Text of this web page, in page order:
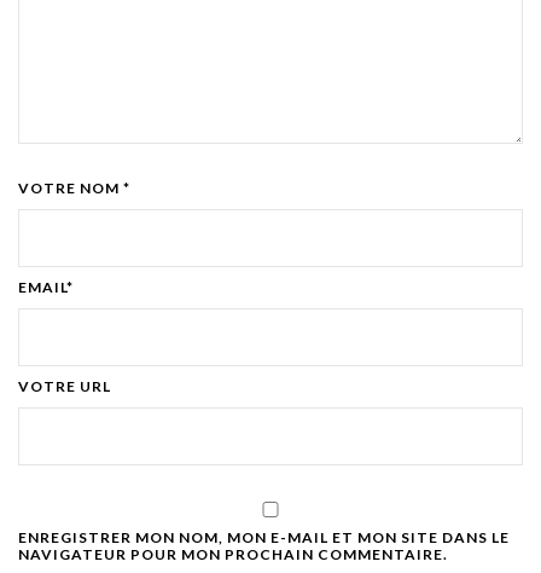
VOTRE NOM *
EMAIL*
VOTRE URL
ENREGISTRER MON NOM, MON E-MAIL ET MON SITE DANS LE
NAVIGATEUR POUR MON PROCHAIN COMMENTAIRE.